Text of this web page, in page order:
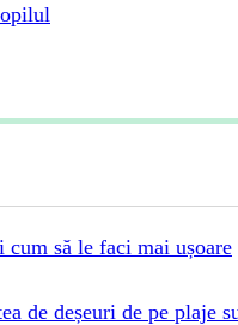
să le faci mai ușoare
de deșeuri de pe plaje